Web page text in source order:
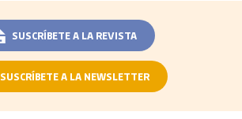
SUSCRÍBETE A LA REVISTA
SUSCRÍBETE A LA NEWSLETTER